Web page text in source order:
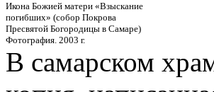
Икона Божией матери «Взыскание
погибших» (собор Покрова
Пресвятой Богородицы в Самаре)
Фотография. 2003 г.
В самарском